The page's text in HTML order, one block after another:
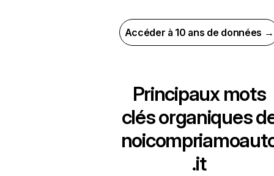
Accéder à 10 ans de données →
Principaux mots
clés organiques
.it